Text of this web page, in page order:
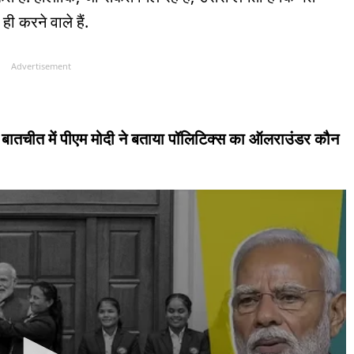
ही करने वाले हैं.
Advertisement
में पीएम मोदी ने बताया पॉलिटिक्स का ऑलराउंडर कौन